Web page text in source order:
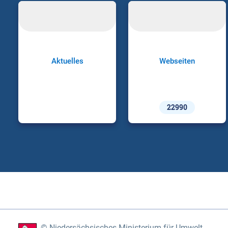
Aktuelles Webseiten
22990